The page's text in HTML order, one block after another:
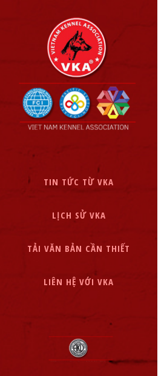
TIN TỨC TỪ VKA
LỊCH SỬ VKA
TẢI VĂN BẢN CẦN THIẾT
LIÊN HỆ VỚI VKA